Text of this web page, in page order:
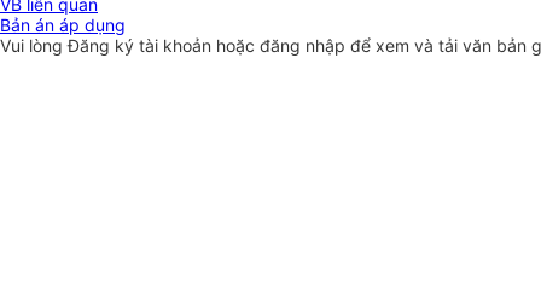
VB liên quan
Bản án áp dụng
Vui lòngĐăng ký tài khoản hoặc đăng nhập để xem và tải văn bản